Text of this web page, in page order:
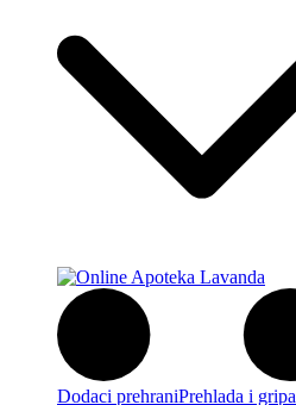
Dodaci prehraniPrehlada i gripa